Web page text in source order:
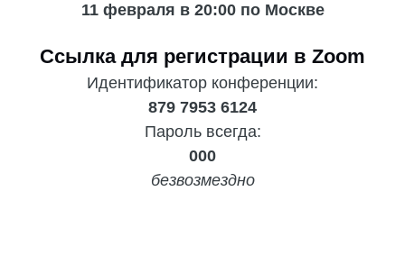
11 февраля в 20:00 по Москве
Ссылка для регистрации в Zoom
Идентификатор конференции:
879 7953 6124
Пароль всегда:
000
безвозмездно